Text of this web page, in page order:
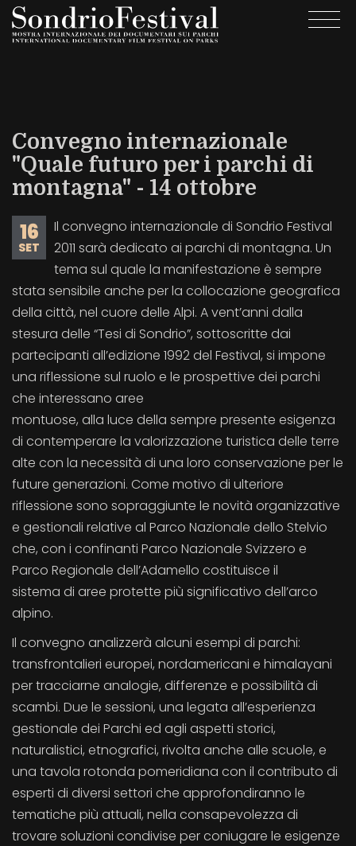
Salta
Convegno internazionale
"Quale futuro per i parchi di
montagna" - 14 ottobre
16
SET
Il convegno internazionale di Sondrio Festival
2011 sarà dedicato ai parchi di montagna. Un
tema sul quale la manifestazione è sempre
stata sensibile anche per la collocazione geografica
della città, nel cuore delle Alpi. A vent’anni dalla
stesura delle “Tesi di Sondrio”, sottoscritte dai
partecipanti all’edizione 1992 del Festival, si impone
una riflessione sul ruolo e le prospettive dei parchi
che interessano aree
montuose, alla luce della sempre presente esigenza
di contemperare la valorizzazione turistica delle terre
alte con la necessità di una loro conservazione per le
future generazioni. Come motivo di ulteriore
riflessione sono sopraggiunte le novità organizzative
e gestionali relative al Parco Nazionale dello Stelvio
che, con i confinanti Parco Nazionale Svizzero e
Parco Regionale dell’Adamello costituisce il
sistema di aree protette più significativo dell’arco
alpino.
Il convegno analizzerà alcuni esempi di parchi:
transfrontalieri europei, nordamericani e himalayani
per tracciarne analogie, differenze e possibilità di
scambi. Due le sessioni, una legata all’esperienza
gestionale dei Parchi ed agli aspetti storici,
naturalistici, etnografici, rivolta anche alle scuole, e
una tavola rotonda pomeridiana con il contributo di
esperti di diversi settori che approfondiranno le
tematiche più attuali, nella consapevolezza di
trovare soluzioni condivise per coniugare le esigenze